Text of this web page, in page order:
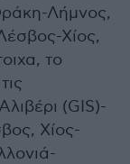
Λήμνος,
Χίος,
το
(GIS)-
Χίος-